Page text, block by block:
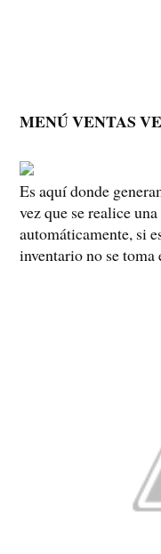
MENÚ VENTAS
Es aquí donde
vez que se realice
automáticamente, si
inventario no se toma